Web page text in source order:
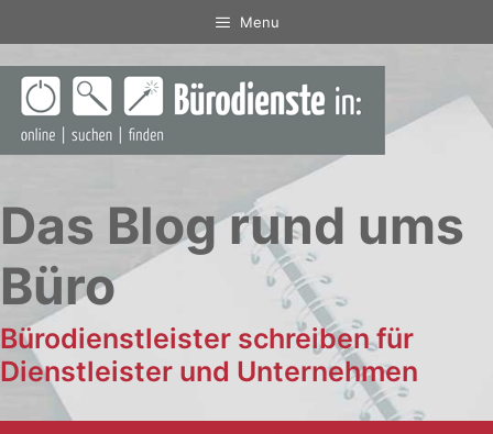
Inhalt
springen
Menu
Das Blog rund ums
Büro
Bürodienstleister schreiben für
Dienstleister und Unternehmen